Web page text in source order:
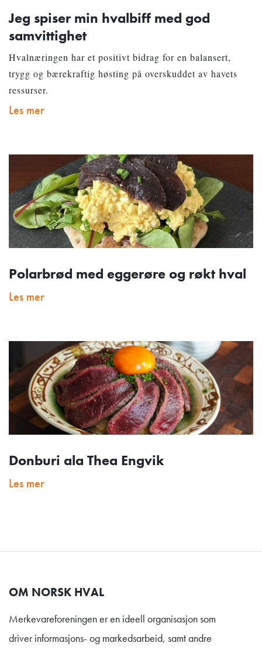
Jeg spiser min hvalbiff med god
samvittighet
Hvalnæringen har et positivt bidrag for en balansert,
trygg og bærekraftig høsting på overskuddet av havets
ressurser.
Les mer
Polarbrød med eggerøre og røkt hval
Les mer
Donburi ala Thea Engvik
Les mer
OM NORSK HVAL
Merkevareforeningen er en ideell organisasjon som
driver informasjons- og markedsarbeid, samt andre